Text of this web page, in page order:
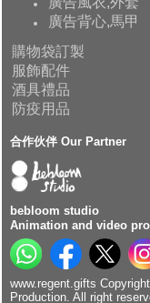
廣告背心,馬甲
購物袋訂製
服飾配件
酒具禮品
防疫用品
合作伙伴 Our Partner
bebloom studio
Animation and video
www.regent.gifts
Production. All right